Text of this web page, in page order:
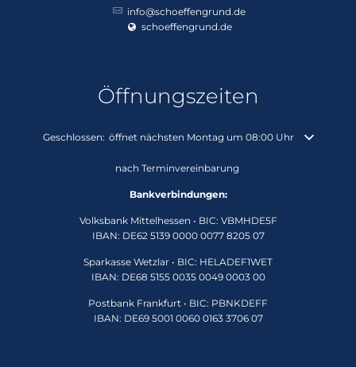
info@schoeffengrund.de
schoeffengrund.de
Öffnungszeiten
Klicken, um weitere Öffnungs- oder Schließzeiten auszublenden
Geschlossen: öffnet nächsten Montag um 08:00 Uhr
nach Terminvereinbarung
Bankverbindungen:
Volksbank Mittelhessen • BIC: VBMHDE5F
IBAN: DE62 5139 0000 0077 8205 07
Sparkasse Wetzlar • BIC: HELADEF1WET
IBAN: DE68 5155 0035 0049 0003 00
Postbank Frankfurt • BIC: PBNKDEFF
IBAN: DE69 5001 0060 0163 3706 07